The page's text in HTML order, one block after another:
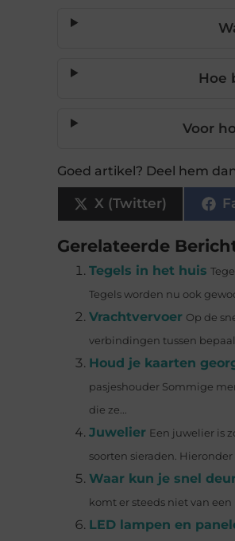
Hoe
Voor
Goed artikel? Deel hem
X (Twitter)
Gerelateerde
Tegels in het huis
Tegels worden nu ook
Vrachtvervoer Op de
verbindingen tussen
Houd je kaarten
pasjeshouder Sommige
die ze...
Juwelier Een juwelier is
soorten sieraden.
Waar kun je snel
komt er steeds niet van een
LED lampen en